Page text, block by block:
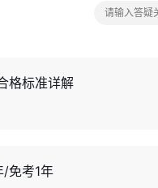
格标准详解
免考1年